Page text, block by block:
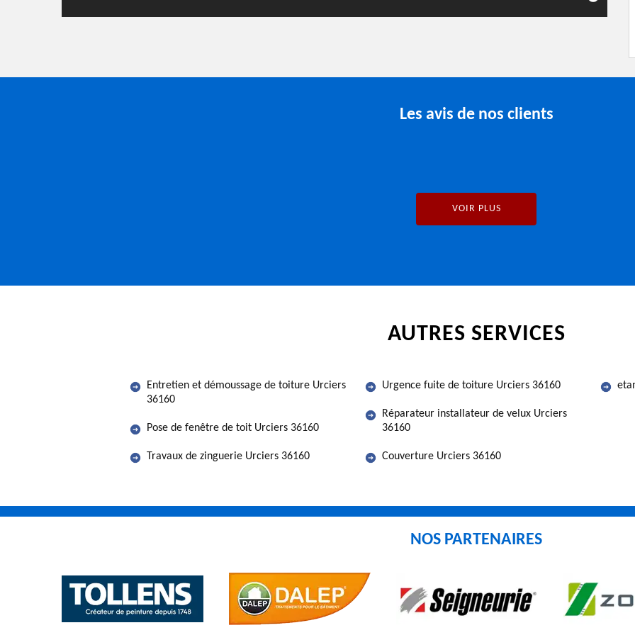
Les avis de nos clients
VOIR PLUS
AUTRES SERVICES
Entretien et démoussage de toiture Urciers
36160
Pose de fenêtre de toit Urciers 36160
Travaux de zinguerie Urciers 36160
Urgence fuite de toiture Urciers 36160
Réparateur installateur de velux Urciers
36160
Couverture Urciers 36160
NOS PARTENAIRES